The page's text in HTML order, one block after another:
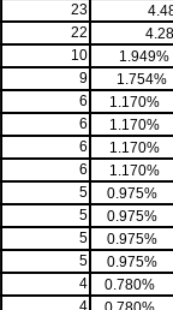
23
22
10
1.949%
9
1.754%
6
1.170%
6
1.170%
6
1.170%
6
1.170%
5
0.975%
5
0.975%
5
0.975%
5
0.975%
4
0.780%
4